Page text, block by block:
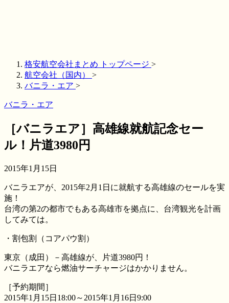
格安航空会社まとめ トップページ >
航空会社（国内）
>
バニラ・エア >
バニラ・エア
［バニラエア］高雄線就航記念セー
ル！片道3980円
2015年1月15日
バニラエアが、2015年2月1日に就航する高雄線のセールを実
施！
台湾の第2の都市でもある高雄市を拠点に、台湾観光を計画
してみては。
・割包割（コアパウ割）
東京（成田）－高雄線が、片道3980円！
バニラエアなら燃油サーチャージはかかりません。
［予約期間］
2015年1月15日18:00～2015年1月16日9:00